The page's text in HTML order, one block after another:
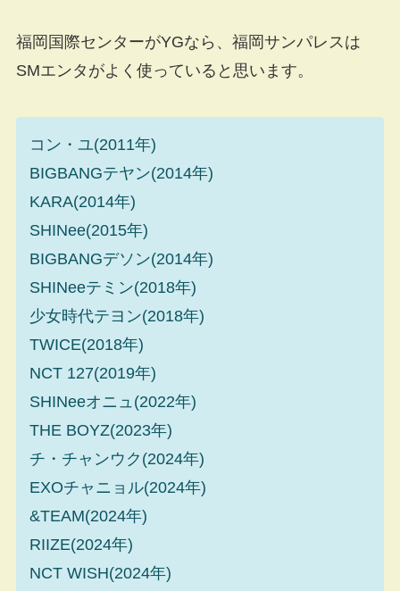
福岡国際センターがYGなら、福岡サンパレスは
SMエンタがよく使っていると思います。
コン・ユ(2011年)
BIGBANGテヤン(2014年)
KARA(2014年)
SHINee(2015年)
BIGBANGデソン(2014年)
SHINeeテミン(2018年)
少女時代テヨン(2018年)
TWICE(2018年)
NCT 127(2019年)
SHINeeオニュ(2022年)
THE BOYZ(2023年)
チ・チャンウク(2024年)
EXOチャニョル(2024年)
&TEAM(2024年)
RIIZE(2024年)
NCT WISH(2024年)